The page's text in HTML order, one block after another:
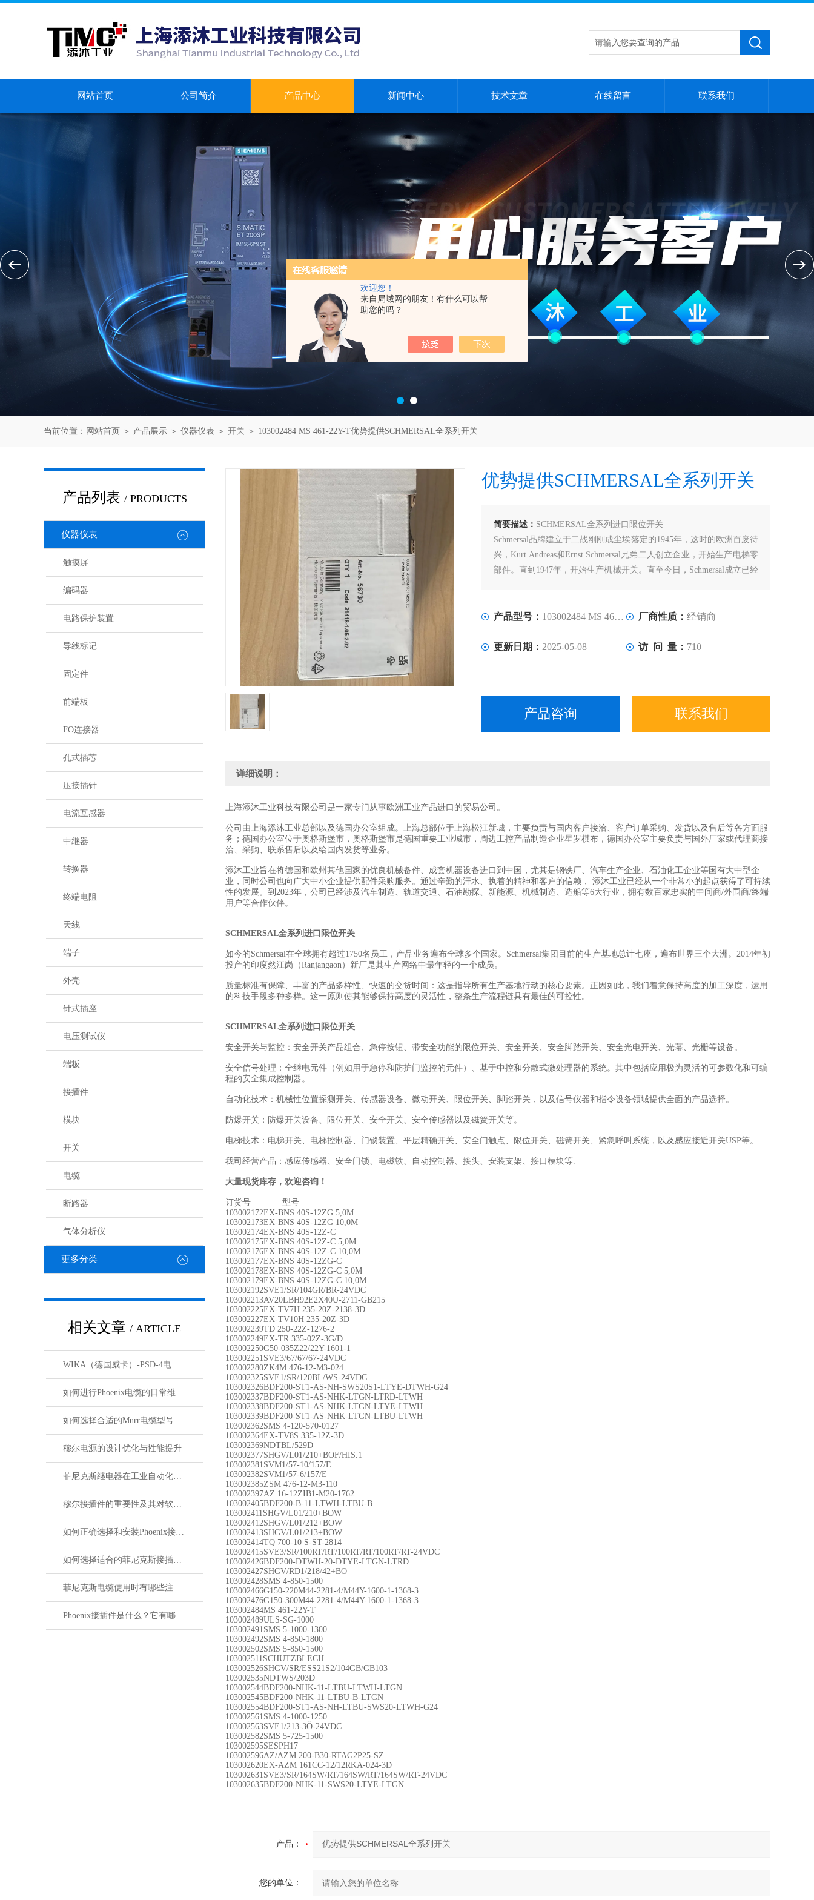
欢迎您！
来自局域网的朋友！有什么可以帮
助您的吗？
网站首页 公司简介 产品中心 新闻中心 技术文章 在线留言 联系我们
当前位置： 网站首页 ＞ 产品展示 ＞ 仪器仪表 ＞ 开关 ＞ 103002484 MS 461-22Y-T优势提供SCHMERSAL全系列开关
产品列表 / PRODUCTS
仪器仪表
触摸屏
编码器
电路保护装置
导线标记
固定件
前端板
FO连接器
孔式插芯
压接插针
电流互感器
中继器
转换器
终端电阻
天线
端子
外壳
针式插座
电压测试仪
端板
接插件
模块
开关
电缆
断路器
气体分析仪
更多分类
相关文章 / ARTICLE
WIKA（德国威卡）-PSD-4电子压力开关
如何进行Phoenix电缆的日常维护和保养？
如何选择合适的Murr电缆型号和规格？
穆尔电源的设计优化与性能提升
菲尼克斯继电器在工业自动化中的作用
穆尔接插件的重要性及其对软件开发的影响
如何正确选择和安装Phoenix接插件以确保其性能？
如何选择适合的菲尼克斯接插件？
菲尼克斯电缆使用时有哪些注意事项？
Phoenix接插件是什么？它有哪些分类？
优势提供SCHMERSAL全系列开关
简要描述： SCHMERSAL全系列进口限位开关
Schmersal品牌建立于二战刚刚成尘埃落定的1945年，这时的欧洲百废待
兴，Kurt Andreas和Ernst Schmersal兄弟二人创立企业，开始生产电梯零
部件。直到1947年，开始生产机械开关。直至今日，Schmersal成立已经
产品型号： 103002484 MS 461-22Y-T 厂商性质： 经销商
更新日期： 2025-05-08 访 问 量： 710
产品咨询 联系我们
详细说明：
上海添沐工业科技有限公司是一家专门从事欧洲工业产品进口的贸易公司。
公司由上海添沐工业总部以及德国办公室组成。上海总部位于上海松江新城，主要负责与国内客户接洽、客户订单采购、发货以及售后等各方面服
务；德国办公室位于奥格斯堡市，奥格斯堡市是德国重要工业城市，周边工控产品制造企业星罗棋布，德国办公室主要负责与国外厂家或代理商接
洽、采购、联系售后以及给国内发货等业务。
添沐工业旨在将德国和欧州其他国家的优良机械备件、成套机器设备进口到中国，尤其是钢铁厂、汽车生产企业、石油化工企业等国有大中型企
业，同时公司也向广大中小企业提供配件采购服务。通过辛勤的汗水、执着的精神和客户的信赖， 添沐工业已经从一个非常小的起点获得了可持续
性的发展。到2023年，公司已经涉及汽车制造、轨道交通、石油勘探、新能源、机械制造、造船等6大行业，拥有数百家忠实的中间商/外围商/终端
用户等合作伙伴。
SCHMERSAL全系列进口限位开关
如今的Schmersal在全球拥有超过1750名员工，产品业务遍布全球多个国家。Schmersal集团目前的生产基地总计七座，遍布世界三个大洲。2014年初
投产的印度然江岗（Ranjangaon）新厂是其生产网络中最年轻的一个成员。
质量标准有保障、丰富的产品多样性、快速的交货时间：这是指导所有生产基地行动的核心要素。正因如此，我们着意保持高度的加工深度，运用
的科技手段多种多样。这一原则使其能够保持高度的灵活性，整条生产流程链具有最佳的可控性。
SCHMERSAL全系列进口限位开关
安全开关与监控：安全开关产品组合、急停按钮、带安全功能的限位开关、安全开关、安全脚踏开关、安全光电开关、光幕、光栅等设备。
安全信号处理：全继电元件（例如用于急停和防护门监控的元件）、基于中控和分散式微处理器的系统。其中包括应用极为灵活的可参数化和可编
程的安全集成控制器。
自动化技术：机械性位置探测开关、传感器设备、微动开关、限位开关、脚踏开关，以及信号仪器和指令设备领域提供全面的产品选择。
防爆开关：防爆开关设备、限位开关、安全开关、安全传感器以及磁簧开关等。
电梯技术：电梯开关、电梯控制器、门锁装置、平层精确开关、安全门触点、限位开关、磁簧开关、紧急呼叫系统，以及感应接近开关USP等。
我司经营产品：感应传感器、安全门锁、电磁铁、自动控制器、接头、安装支架、接口模块等.
大量现货库存，欢迎咨询！
订货号 型号
103002172EX-BNS 40S-12ZG 5,0M
103002173EX-BNS 40S-12ZG 10,0M
103002174EX-BNS 40S-12Z-C
103002175EX-BNS 40S-12Z-C 5,0M
103002176EX-BNS 40S-12Z-C 10,0M
103002177EX-BNS 40S-12ZG-C
103002178EX-BNS 40S-12ZG-C 5,0M
103002179EX-BNS 40S-12ZG-C 10,0M
103002192SVE1/SR/104GR/BR-24VDC
103002213AV20LBH92E2X40U-2711-GB215
103002225EX-TV7H 235-20Z-2138-3D
103002227EX-TV10H 235-20Z-3D
103002239TD 250-22Z-1276-2
103002249EX-TR 335-02Z-3G/D
103002250G50-035Z22/22Y-1601-1
103002251SVE3/67/67/67-24VDC
103002280ZK4M 476-12-M3-024
103002325SVE1/SR/120BL/WS-24VDC
103002326BDF200-ST1-AS-NH-SWS20S1-LTYE-DTWH-G24
103002337BDF200-ST1-AS-NHK-LTGN-LTRD-LTWH
103002338BDF200-ST1-AS-NHK-LTGN-LTYE-LTWH
103002339BDF200-ST1-AS-NHK-LTGN-LTBU-LTWH
103002362SMS 4-120-570-0127
103002364EX-TV8S 335-12Z-3D
103002369NDTBL/529D
103002377SHGV/L01/210+BOF/HIS.1
103002381SVM1/57-10/157/E
103002382SVM1/57-6/157/E
103002385ZSM 476-12-M3-110
103002397AZ 16-12ZIB1-M20-1762
103002405BDF200-B-11-LTWH-LTBU-B
103002411SHGV/L01/210+BOW
103002412SHGV/L01/212+BOW
103002413SHGV/L01/213+BOW
103002414TQ 700-10 S-ST-2814
103002415SVE3/SR/100RT/RT/100RT/RT/100RT/RT-24VDC
103002426BDF200-DTWH-20-DTYE-LTGN-LTRD
103002427SHGV/RD1/218/42+BO
103002428SMS 4-850-1500
103002466G150-220M44-2281-4/M44Y-1600-1-1368-3
103002476G150-300M44-2281-4/M44Y-1600-1-1368-3
103002484MS 461-22Y-T
103002489ULS-SG-1000
103002491SMS 5-1000-1300
103002492SMS 4-850-1800
103002502SMS 5-850-1500
103002511SCHUTZBLECH
103002526SHGV/SR/ESS21S2/104GB/GB103
103002535NDTWS/203D
103002544BDF200-NHK-11-LTBU-LTWH-LTGN
103002545BDF200-NHK-11-LTBU-B-LTGN
103002554BDF200-ST1-AS-NH-LTBU-SWS20-LTWH-G24
103002561SMS 4-1000-1250
103002563SVE1/213-3Ö-24VDC
103002582SMS 5-725-1500
103002595SESPH17
103002596AZ/AZM 200-B30-RTAG2P25-SZ
103002620EX-AZM 161CC-12/12RKA-024-3D
103002631SVE3/SR/164SW/RT/164SW/RT/164SW/RT-24VDC
103002635BDF200-NHK-11-SWS20-LTYE-LTGN
产品：
您的单位：